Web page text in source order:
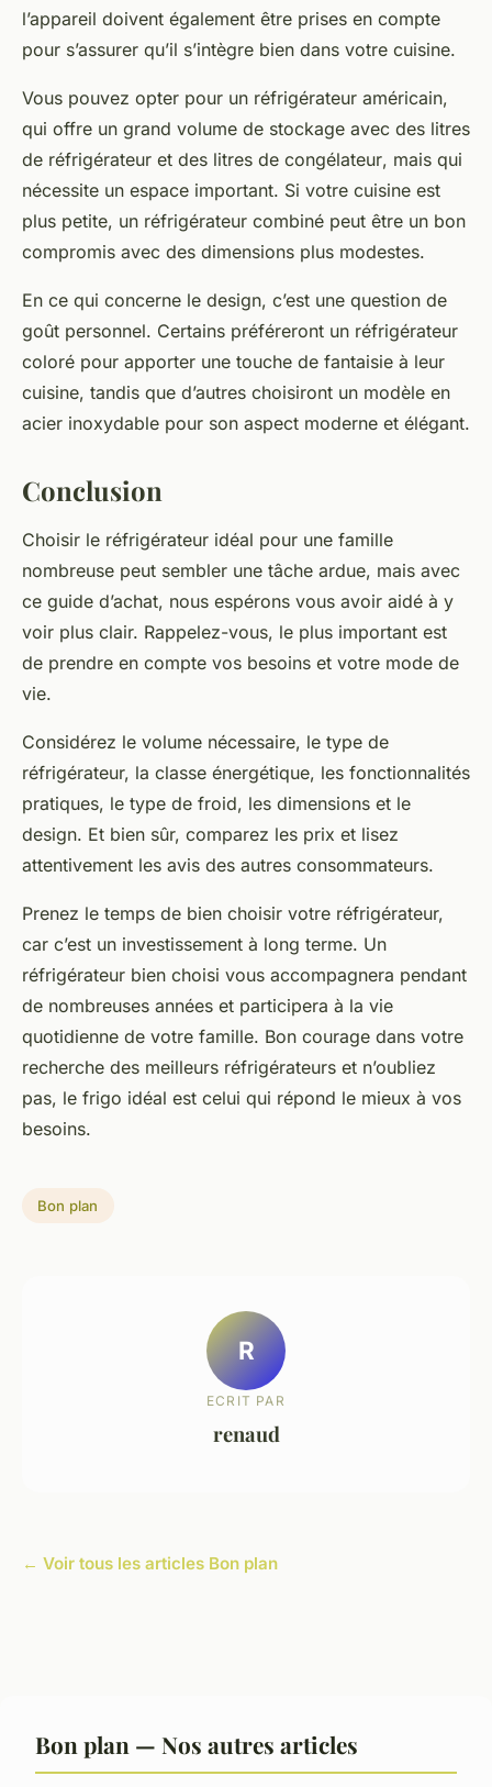
l’appareil doivent également être prises en compte
pour s’assurer qu’il s’intègre bien dans votre cuisine.
Vous pouvez opter pour un réfrigérateur américain,
qui offre un grand volume de stockage avec des litres
de réfrigérateur et des litres de congélateur, mais qui
nécessite un espace important. Si votre cuisine est
plus petite, un réfrigérateur combiné peut être un bon
compromis avec des dimensions plus modestes.
En ce qui concerne le design, c’est une question de
goût personnel. Certains préféreront un réfrigérateur
coloré pour apporter une touche de fantaisie à leur
cuisine, tandis que d’autres choisiront un modèle en
acier inoxydable pour son aspect moderne et élégant.
Conclusion
Choisir le réfrigérateur idéal pour une famille
nombreuse peut sembler une tâche ardue, mais avec
ce guide d’achat, nous espérons vous avoir aidé à y
voir plus clair. Rappelez-vous, le plus important est
de prendre en compte vos besoins et votre mode de
vie.
Considérez le volume nécessaire, le type de
réfrigérateur, la classe énergétique, les fonctionnalités
pratiques, le type de froid, les dimensions et le
design. Et bien sûr, comparez les prix et lisez
attentivement les avis des autres consommateurs.
Prenez le temps de bien choisir votre réfrigérateur,
car c’est un investissement à long terme. Un
réfrigérateur bien choisi vous accompagnera pendant
de nombreuses années et participera à la vie
quotidienne de votre famille. Bon courage dans votre
recherche des meilleurs réfrigérateurs et n’oubliez
pas, le frigo idéal est celui qui répond le mieux à vos
besoins.
Bon plan
R
ECRIT PAR
renaud
← Voir tous les articles Bon plan
Bon plan — Nos autres articles